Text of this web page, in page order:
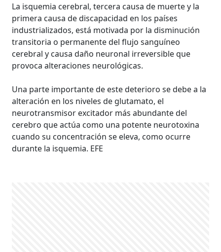
La isquemia cerebral, tercera causa de muerte y la
primera causa de discapacidad en los países
industrializados, está motivada por la disminución
transitoria o permanente del flujo sanguíneo
cerebral y causa daño neuronal irreversible que
provoca alteraciones neurológicas.
Una parte importante de este deterioro se debe a la
alteración en los niveles de glutamato, el
neurotransmisor excitador más abundante del
cerebro que actúa como una potente neurotoxina
cuando su concentración se eleva, como ocurre
durante la isquemia. EFE